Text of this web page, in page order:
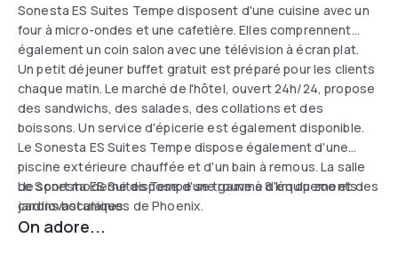
Sonesta ES Suites Tempe disposent d'une cuisine avec un
four à micro-ondes et une cafetière. Elles comprennent
également un coin salon avec une télévision à écran plat.
Un petit déjeuner buffet gratuit est préparé pour les clients
chaque matin. Le marché de l'hôtel, ouvert 24h/24, propose
des sandwichs, des salades, des collations et des
boissons. Un service d'épicerie est également disponible.
Le Sonesta ES Suites Tempe dispose également d'une
piscine extérieure chauffée et d'un bain à remous. La salle
de sport moderne dispose d'une gamme d'équipements
cardiovasculaires.
Le Sonesta ES Suites Tempe se trouve à 8 km du zoo et des
jardins botaniques de Phoenix.
On adore...